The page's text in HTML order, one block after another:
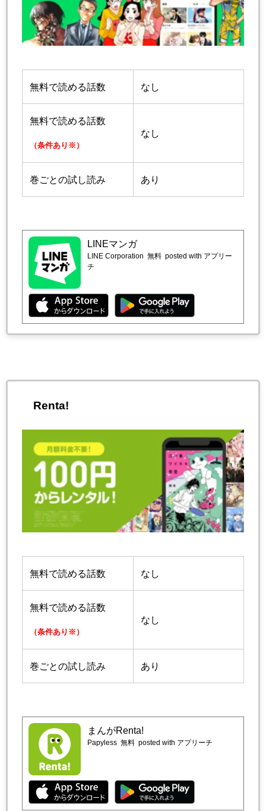
無料で読める話数 なし
無料で読める話数
（条件あり※）
なし
巻ごとの試し読み あり
LINEマンガ
LINE Corporation 無料 posted with アプリー
チ
Renta!
無料で読める話数 なし
無料で読める話数
（条件あり※）
なし
巻ごとの試し読み あり
まんがRenta!
Papyless 無料 posted with アプリーチ